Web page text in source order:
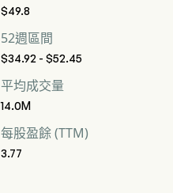
$49.8
52週區間
$34.92 - $52.45
平均成交量
14.0M
每股盈餘 (TTM)
3.77